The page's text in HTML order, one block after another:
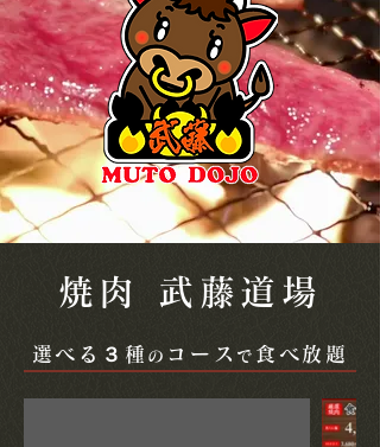
焼肉 武藤道場
選べる３種 の コース で 食べ放題